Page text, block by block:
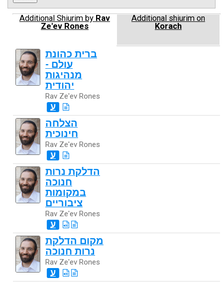
Additional Shiurim by Rav
Ze'ev Rones
Additional shiurim on
Korach
ברית כהונת
עולם -
מנהיגות
יהודית
Rav Ze'ev Rones
ע
הצלחה
חינוכית
Rav Ze'ev Rones
ע
הדלקת נרות
חנוכה
במקומות
ציבוריים
Rav Ze'ev Rones
ע
מקום הדלקת
נרות חנוכה
Rav Ze'ev Rones
ע